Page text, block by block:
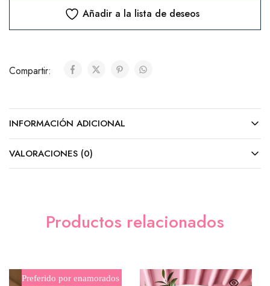
Ferrero Rocher (8 unidades)($10.00)
Cadbury (Barra)($5.00)
Tarjeta (GRATIS)
Añadir a la lista de deseos
Compartir:
INFORMACIÓN ADICIONAL
VALORACIONES (0)
Productos relacionados
Preferido por enamorados